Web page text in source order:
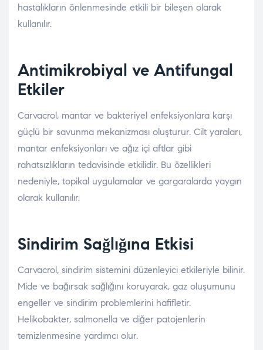
hastalıkların önlenmesinde etkili bir bileşen olarak
kullanılır.
Antimikrobiyal ve Antifungal
Etkiler
Carvacrol, mantar ve bakteriyel enfeksiyonlara karşı
güçlü bir savunma mekanizması oluşturur. Cilt yaraları,
mantar enfeksiyonları ve ağız içi aftlar gibi
rahatsızlıkların tedavisinde etkilidir. Bu özellikleri
nedeniyle, topikal uygulamalar ve gargaralarda yaygın
olarak kullanılır.
Sindirim Sağlığına Etkisi
Carvacrol, sindirim sistemini düzenleyici etkileriyle bilinir.
Mide ve bağırsak sağlığını koruyarak, gaz oluşumunu
engeller ve sindirim problemlerini hafifletir.
Helikobakter, salmonella ve diğer patojenlerin
temizlenmesine yardımcı olur.